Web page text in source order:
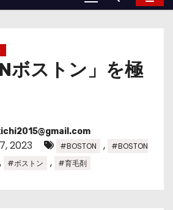
ボストン」を極
2023 #BOSTON ,
#BOSTON
, #ボストン , #育毛剤